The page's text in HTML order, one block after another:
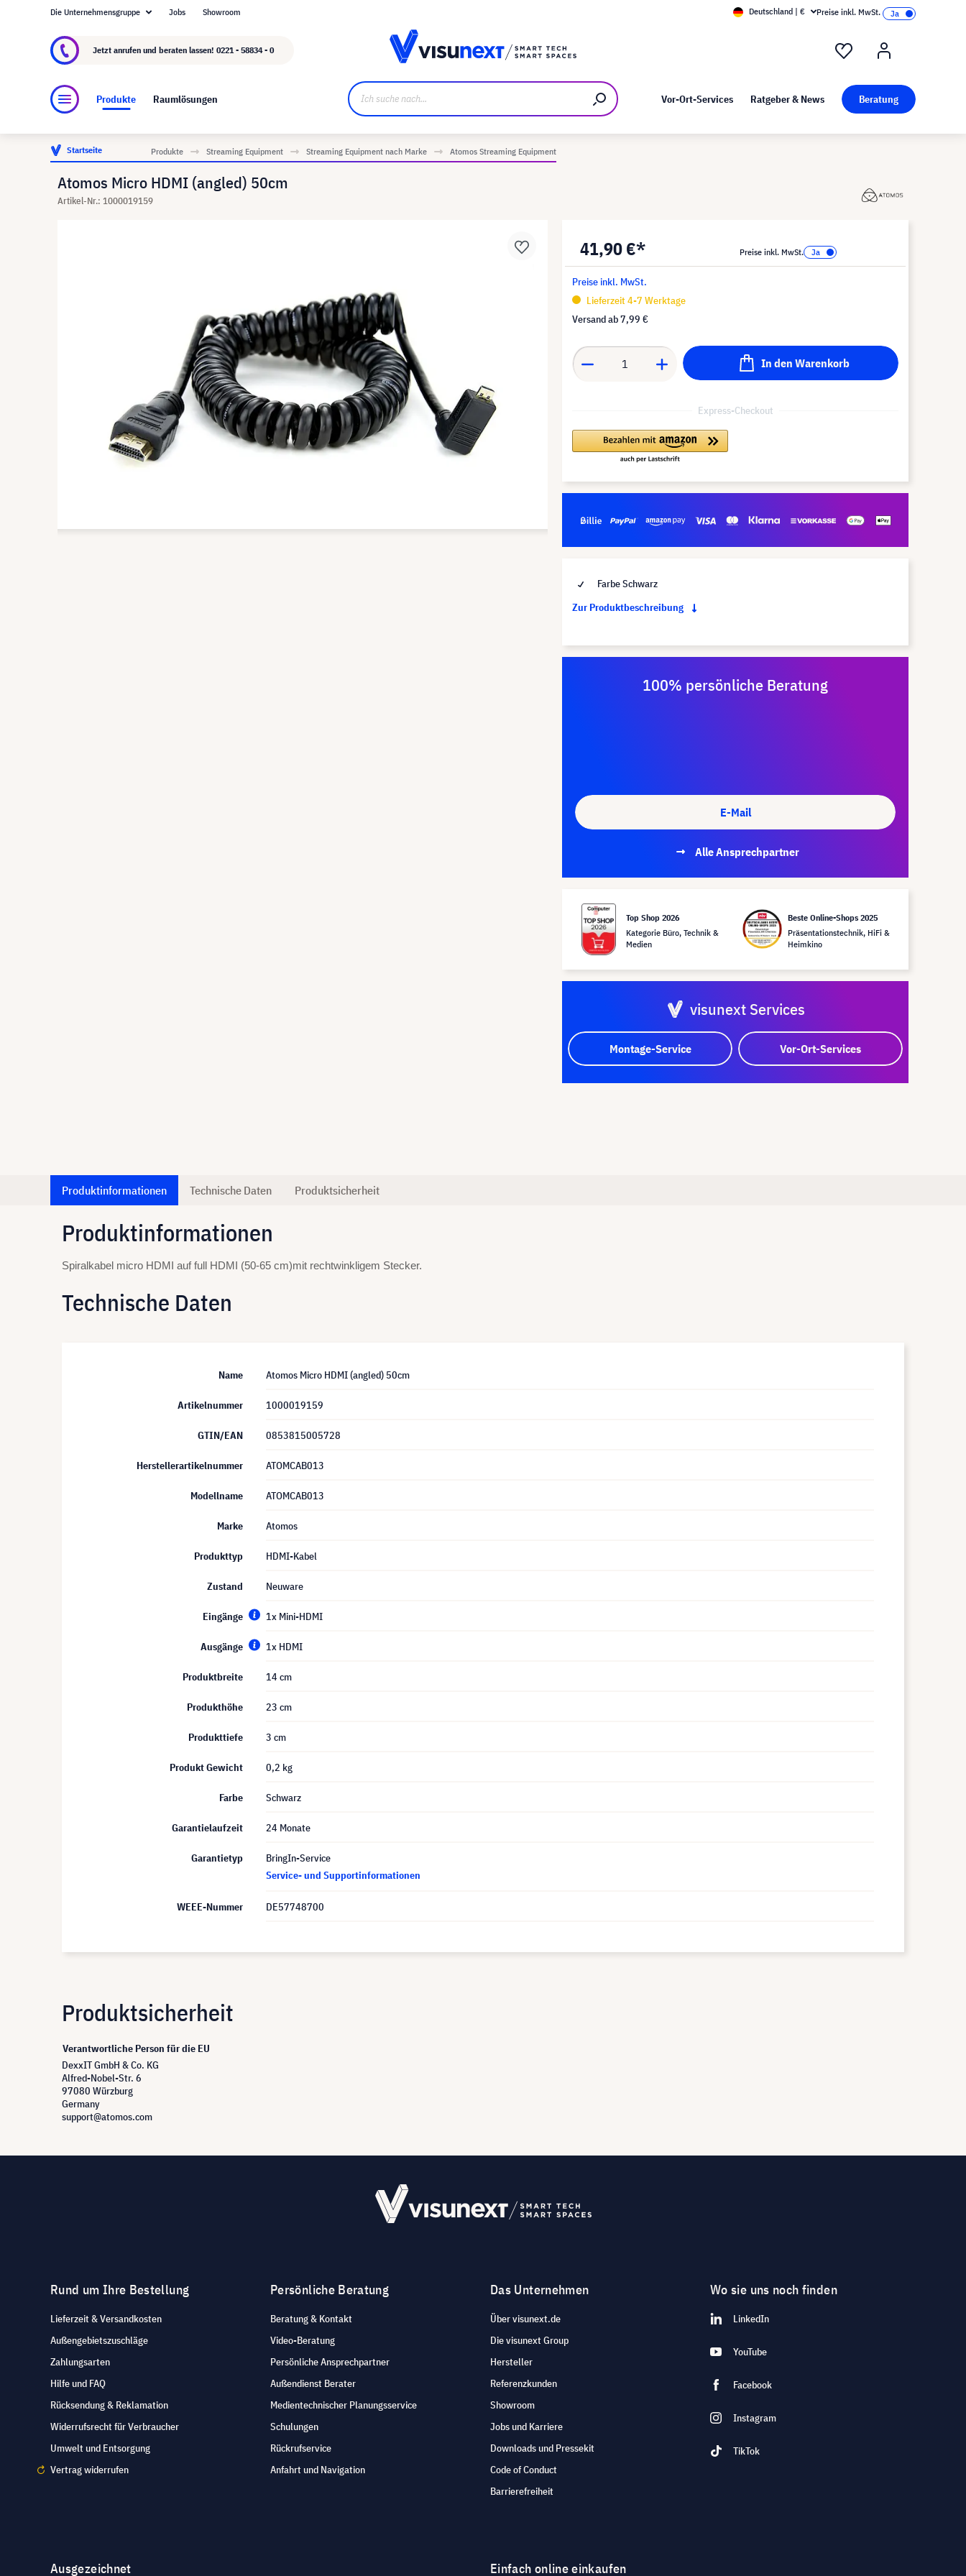
Über visunext.de Kunst bei visunext
Die Unternehmensgruppe Jobs Showroom Deutschland | € Preise inkl. MwSt.
Jetzt anrufen und beraten lassen! 0221 - 58834 - 0
Produkte Raumlösungen Vor-Ort-Services Ratgeber & News Beratung
Startseite Produkte Streaming Equipment Streaming Equipment nach Marke Atomos Streaming Equipment
Atomos Micro HDMI (angled) 50cm
Artikel-Nr.: 1000019159
41,90 €* Preise inkl. MwSt.
Preise inkl. MwSt.
Lieferzeit 4-7 Werktage
Versand ab7,99 €
In den Warenkorb
Express-Checkout
Farbe Schwarz
Zur Produktbeschreibung
100% persönliche Beratung
E-Mail
Alle Ansprechpartner
Top Shop 2026
Kategorie Büro, Technik &
Medien
Beste Online-Shops 2025
Präsentationstechnik, HiFi &
Heimkino
visunext Services
Montage-Service Vor-Ort-Services
Produktinformationen Technische Daten Produktsicherheit
Produktinformationen
Spiralkabel micro HDMI auf full HDMI (50-65 cm)mit rechtwinkligem Stecker.
Technische Daten
Name Atomos Micro HDMI (angled) 50cm
Artikelnummer 1000019159
GTIN/EAN 0853815005728
Herstellerartikelnummer ATOMCAB013
Modellname ATOMCAB013
Marke Atomos
Produkttyp HDMI-Kabel
Zustand Neuware
Eingänge 1x Mini-HDMI
Ausgänge 1x HDMI
Produktbreite 14 cm
Produkthöhe 23 cm
Produkttiefe 3 cm
Produkt Gewicht 0,2 kg
Farbe Schwarz
Garantielaufzeit 24 Monate
Garantietyp
BringIn-Service
Service- und Supportinformationen
WEEE-Nummer DE57748700
Produktsicherheit
Verantwortliche Person für die EU
DexxIT GmbH & Co. KG
Alfred-Nobel-Str. 6
97080 Würzburg
Germany
support@atomos.com
Rund um Ihre Bestellung
Lieferzeit & Versandkosten
Außengebietszuschläge
Zahlungsarten
Hilfe und FAQ
Rücksendung & Reklamation
Widerrufsrecht für Verbraucher
Umwelt und Entsorgung
Vertrag widerrufen
Persönliche Beratung
Beratung & Kontakt
Video-Beratung
Persönliche Ansprechpartner
Außendienst Berater
Medientechnischer Planungsservice
Schulungen
Rückrufservice
Anfahrt und Navigation
Das Unternehmen
Über visunext.de
Die visunext Group
Hersteller
Referenzkunden
Showroom
Jobs und Karriere
Downloads und Pressekit
Code of Conduct
Barrierefreiheit
Wo sie uns noch finden
LinkedIn
YouTube
Facebook
Instagram
TikTok
Ausgezeichnet Einfach online einkaufen